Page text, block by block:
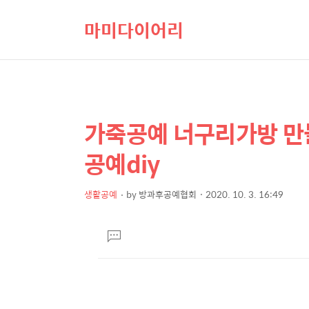
마미다이어리
상
세
컨
텐
본
문
제
목
가죽공예 너구리가방
공예diy
생활공예 by방과후공예협회 2020. 10. 3. 16:49
댓
글